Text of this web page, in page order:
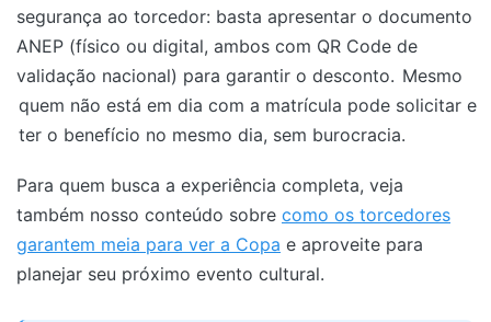
segurança ao torcedor: basta apresentar o documento
ANEP (físico ou digital, ambos com QR Code de
validação nacional) para garantir o desconto. Mesmo
quem não está em dia com a matrícula pode solicitar e
ter o benefício no mesmo dia, sem burocracia.
Para quem busca a experiência completa, veja
também nosso conteúdo sobre como os torcedores
garantem meia para ver a Copa e aproveite para
planejar seu próximo evento cultural.